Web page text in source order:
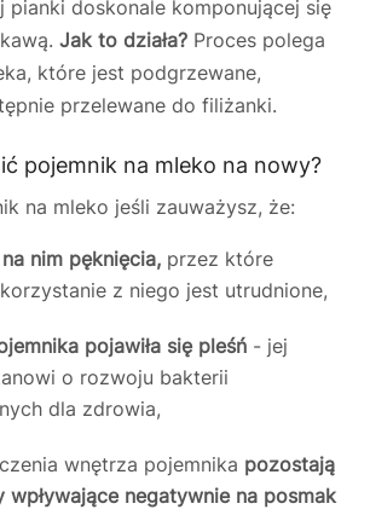
pianki doskonale komponującej się
Jak to działa? Proces polega
które jest podgrzewane,
przelewane do filiżanki.
pojemnik na mleko na nowy?
na mleko jeśli zauważysz, że:
nim pęknięcia, przez które
z niego jest utrudnione,
pojawiła się pleśń - jej
o rozwoju bakterii
dla zdrowia,
wnętrza pojemnika pozostają
wpływające negatywnie na posmak